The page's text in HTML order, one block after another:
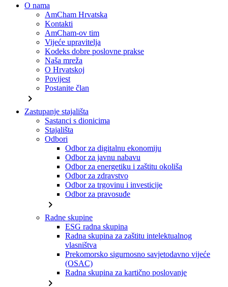
O nama
AmCham Hrvatska
Kontakti
AmCham-ov tim
Vijeće upravitelja
Kodeks dobre poslovne prakse
Naša mreža
O Hrvatskoj
Povijest
Postanite član
chevron_right
Zastupanje stajališta
Sastanci s dionicima
Stajališta
Odbori
Odbor za digitalnu ekonomiju
Odbor za javnu nabavu
Odbor za energetiku i zaštitu okoliša
Odbor za zdravstvo
Odbor za trgovinu i investicije
Odbor za pravosuđe
chevron_right
Radne skupine
ESG radna skupina
Radna skupina za zaštitu intelektualnog
vlasništva
Prekomorsko sigurnosno savjetodavno vijeće
(OSAC)
Radna skupina za kartično poslovanje
chevron_right